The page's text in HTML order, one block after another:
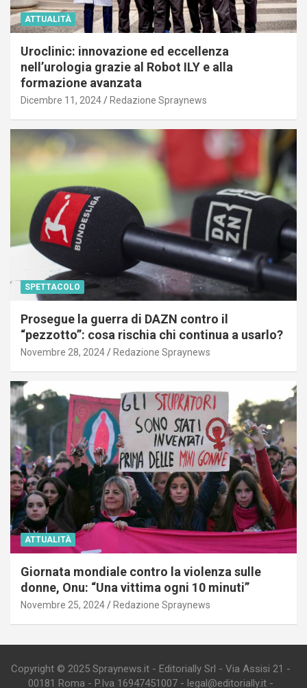
ATTUALITÀ
Uroclinic: innovazione ed eccellenza
nell’urologia grazie al Robot ILY e alla
formazione avanzata
Dicembre 11, 2024 Redazione Spraynews
SPETTACOLO
Prosegue la guerra di DAZN contro il
“pezzotto”: cosa rischia chi continua a usarlo?
Novembre 28, 2024 Redazione Spraynews
ATTUALITÀ
Giornata mondiale contro la violenza sulle
donne, Onu: “Una vittima ogni 10 minuti”
Novembre 25, 2024 Redazione Spraynews
Copyright © 2025 Spraynews.it - Editorially Srl - Via Assisi 21 -
00181 Roma - P.Iva 16947451007 - legal@editorially.it -